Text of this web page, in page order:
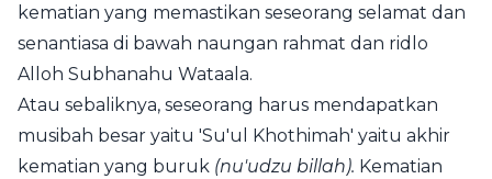
kematian yang memastikan seseorang selamat dan
senantiasa di bawah naungan rahmat dan ridlo
Alloh Subhanahu Wataala.
Atau sebaliknya, seseorang harus mendapatkan
musibah besar yaitu 'Su'ul Khothimah' yaitu akhir
kematian yang buruk (nu'udzu billah). Kematian